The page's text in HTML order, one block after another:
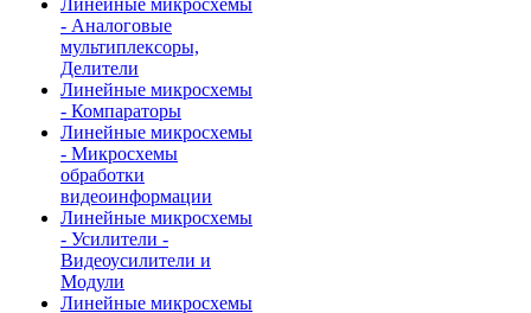
Линейные микросхемы
- Аналоговые
мультиплексоры,
Делители
Линейные микросхемы
- Компараторы
Линейные микросхемы
- Микросхемы
обработки
видеоинформации
Линейные микросхемы
- Усилители -
Видеоусилители и
Модули
Линейные микросхемы